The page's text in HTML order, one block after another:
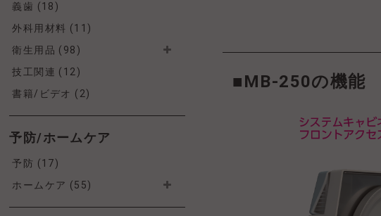
義歯 (18)
外科用材料 (11)
衛生用品 (98)
技工関連 (12)
書籍/ビデオ (2)
予防/ホームケア
予防 (17)
ホームケア (55)
■MB-250の機能